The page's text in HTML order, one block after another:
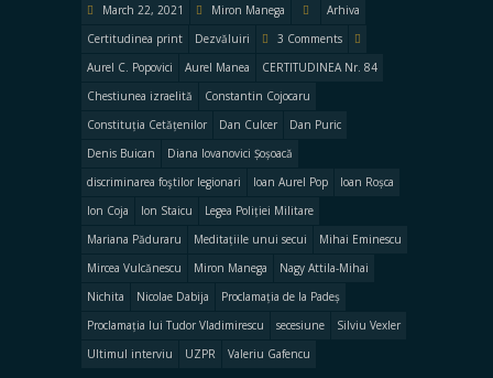
March 22, 2021 Miron Manega
Arhiva
Certitudinea print
Dezvăluiri
3 Comments
Aurel C. Popovici
Aurel Manea
CERTITUDINEA Nr. 84
Chestiunea izraelită
Constantin Cojocaru
Constituția Cetățenilor
Dan Culcer
Dan Puric
Denis Buican
Diana Iovanovici Șoșoacă
discriminarea foştilor legionari
Ioan Aurel Pop
Ioan Roșca
Ion Coja
Ion Staicu
Legea Poliției Militare
Mariana Păduraru
Meditațiile unui secui
Mihai Eminescu
Mircea Vulcănescu
Miron Manega
Nagy Attila-Mihai
Nichita
Nicolae Dabija
Proclamația de la Padeș
Proclamația lui Tudor Vladimirescu
secesiune
Silviu Vexler
Ultimul interviu
UZPR Valeriu Gafencu